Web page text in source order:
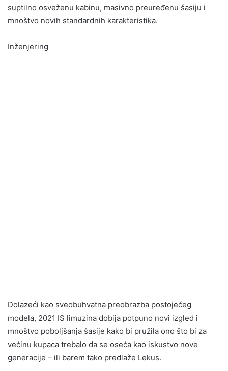
suptilno osveženu kabinu, masivno preuređenu šasiju i
mnoštvo novih standardnih karakteristika.
Inženjering
Dolazeći kao sveobuhvatna preobrazba postojećeg
modela, 2021 IS limuzina dobija potpuno novi izgled i
mnoštvo poboljšanja šasije kako bi pružila ono što bi za
većinu kupaca trebalo da se oseća kao iskustvo nove
generacije – ili barem tako predlaže Lekus.